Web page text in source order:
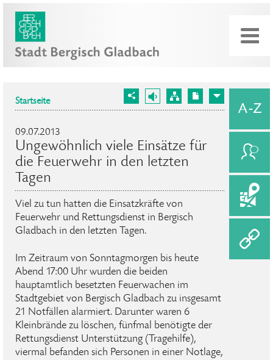
Startseite
09.07.2013
Ungewöhnlich viele Einsätze für
die Feuerwehr in den letzten
Tagen
Viel zu tun hatten die Einsatzkräfte von
Feuerwehr und Rettungsdienst in Bergisch
Gladbach in den letzten Tagen.
Im Zeitraum von Sonntagmorgen bis heute
Abend 17:00 Uhr wurden die beiden
hauptamtlich besetzten Feuerwachen im
Stadtgebiet von Bergisch Gladbach zu insgesamt
21 Notfällen alarmiert. Darunter waren 6
Kleinbrände zu löschen, fünfmal benötigte der
Rettungsdienst Unterstützung (Tragehilfe),
viermal befanden sich Personen in einer Notlage,